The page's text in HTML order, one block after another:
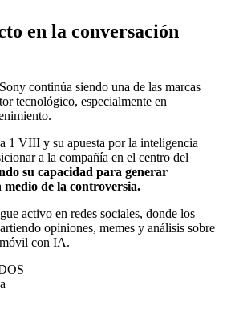
en la conversación
continúa siendo una de las marcas
tecnológico, especialmente en
1 VIII y su apuesta por la inteligencia
a la compañía en el centro del
su capacidad para generar
medio de la controversia.
activo en redes sociales, donde los
opiniones, memes y análisis sobre
con IA.